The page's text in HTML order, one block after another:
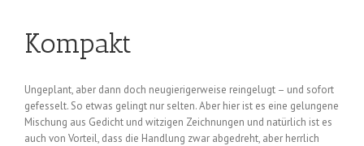
Kompakt
Ungeplant, aber dann doch neugierigerweise reingelugt – und sofort
gefesselt. So etwas gelingt nur selten. Aber hier ist es eine gelungene
Mischung aus Gedicht und witzigen Zeichnungen und natürlich ist es
auch von Vorteil, dass die Handlung zwar abgedreht, aber herrlich